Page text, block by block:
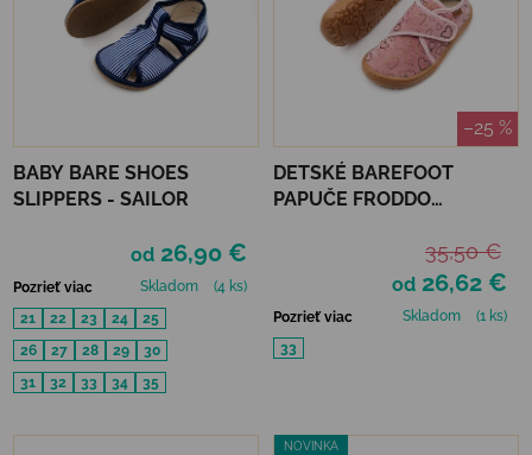
BABY BARE SHOES
SLIPPERS - SAILOR
od 26,90 €
Pozrieť viac Skladom
(4 ks)
21
22 23 24
25
26
27 28 29
30
31
32 33 34 35
–25 %
DETSKÉ BAREFOOT
PAPUČE FRODDO
od 26,62 €
35,50 €
Pozrieť viac Skladom
(1 ks)
33
NOVINKA